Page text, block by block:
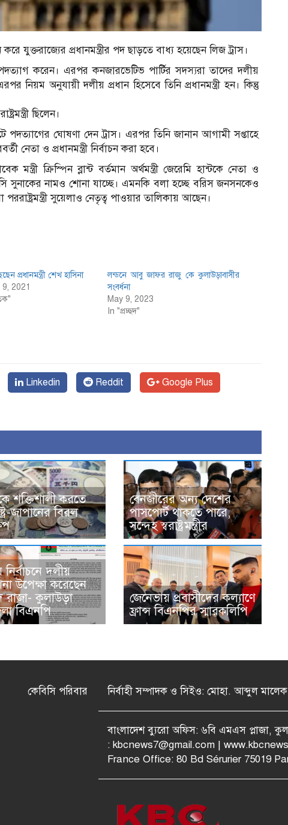
যুক্তরাজ্যের প্রধানমন্ত্রীর পদ ছাড়তে বাধ্য হয়েছেন লিজ ট্রাস।
করেন। এরপর কনজারভেটিভ পার্টির সদস্যরা তাদের দলীয়
নিয়ম অনুযায়ী দলীয় প্রধান হিসেবে তিনি প্রধানমন্ত্রী হন। কিন্তু
ছিলেন।
পদত্যাগের ঘোষণা দেন ট্রাস। এরপর তিনি জানান আগামী সপ্তাহে
নেতা ও প্রধানমন্ত্রী নির্বাচন করা হবে।
ক্রিস্পিন ব্লান্ট বর্তমান অর্থমন্ত্রী জেরেমি হান্টকে নেতা ও
সুনাকের নামও শোনা যাচ্ছে। এমনকি বলা হচ্ছে বরিস জনসনকেও
সুয়েলাও নেতৃত্ব পাওয়ার তালিকায় আছেন।
প্রধানমন্ত্রী শেখ হাসিনা
2021
লন্ডনে আবু জাফর রাজু কে কুলাউড়াবাসীর
সংবর্ধনা
May 9, 2023
In "প্রচ্ছদ"
Linkedin Reddit Google Plus
শক্তিশালী করতে
জাপানের বিরল
বেনজীরের অন্য দেশের
পাসপোর্ট থাকতে পারে,
সন্দেহ স্বরাষ্ট্রমন্ত্রীর
দলীয়
উপেক্ষা করেছেন
কুলাউড়া
বিএনপি
জেনেভায় প্রবাসীদের কল্যাণে
ফ্রান্স বিএনপির স্মারকলিপি
কেবিসি পরিবার নির্বাহী সম্পাদক ও সিইও: মোহা. আব্দুল
বাংলাদেশ ব্যুরো অফিস: ৬বি এমএস প্লাজা,
: kbcnews7@gmail.com |
France Office: 80 Bd Sérurier 75019